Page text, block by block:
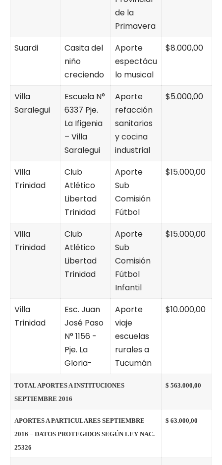
de la
Primavera
Suardi
Casita del
niño
creciendo
Aporte
espectácu
lo musical
$8.000,00
Villa
Saralegui
Escuela N°
6337 Pje.
La Ifigenia
– Villa
Saralegui
Aporte
refacción
sanitarios
y cocina
industrial
$5.000,00
Villa
Trinidad
Club
Atlético
Libertad
Trinidad
Aporte
Sub
Comisión
Fútbol
$15.000,00
Villa
Trinidad
Club
Atlético
Libertad
Trinidad
Aporte
Sub
Comisión
Fútbol
Infantil
$15.000,00
Villa
Trinidad
Esc. Juan
José Paso
N° 1156 -
Pje. La
Gloria-
Aporte
viaje
escuelas
rurales a
Tucumán
$10.000,00
TOTAL APORTES A INSTITUCIONES
SEPTIEMBRE 2016
$ 563.000,00
APORTES A PARTICULARES SEPTIEMBRE
2016 – DATOS PROTEGIDOS SEGÚN LEY NAC.
25326
$ 63.000,00